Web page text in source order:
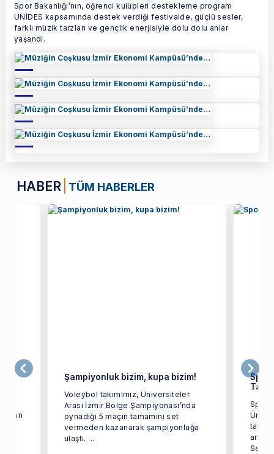
Spor Bakanlığı’nın, öğrenci kulüpleri destekleme program
UNİDES kapsamında destek verdiği festivalde, güçlü sesler,
farklı müzik tarzları ve gençlik enerjisiyle dolu dolu anlar
yaşandı.
HABER TÜM HABERLER
Şampiyonluk bizim, kupa bizim!
Voleybol takımımız, Üniversiteler
Arası İzmir Bölge Şampiyonası’nda
oynadığı 5 maçın tamamını set
vermeden kazanarak şampiyonluğa
ulaştı. ...
Spor
Spor